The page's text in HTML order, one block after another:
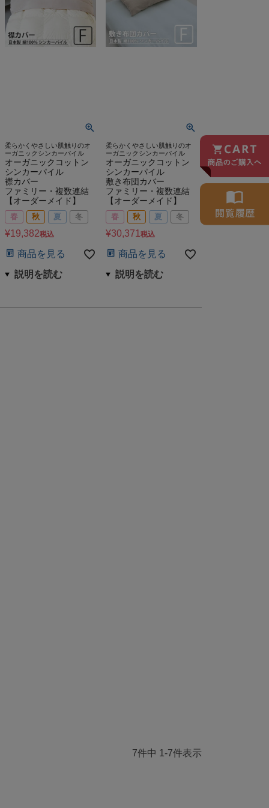
柔らかくやさしい肌触りのオ
ーガニックシンカーパイル
オーガニックコットン
シンカーパイル
襟カバー
ファミリー・複数連結
【オーダーメイド】
春 秋 夏 冬
¥19,382税込
商品を見る
柔らかくやさしい肌触りのオ
ーガニックシンカーパイル
オーガニックコットン
シンカーパイル
敷き布団カバー
ファミリー・複数連結
【オーダーメイド】
春 秋 夏 冬
¥30,371 税込
商品を見る
7件中 1 -7件表示